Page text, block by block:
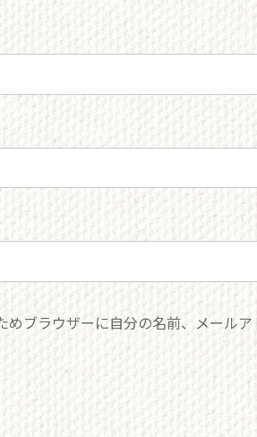
ブラウザーに自分の名前、メールア